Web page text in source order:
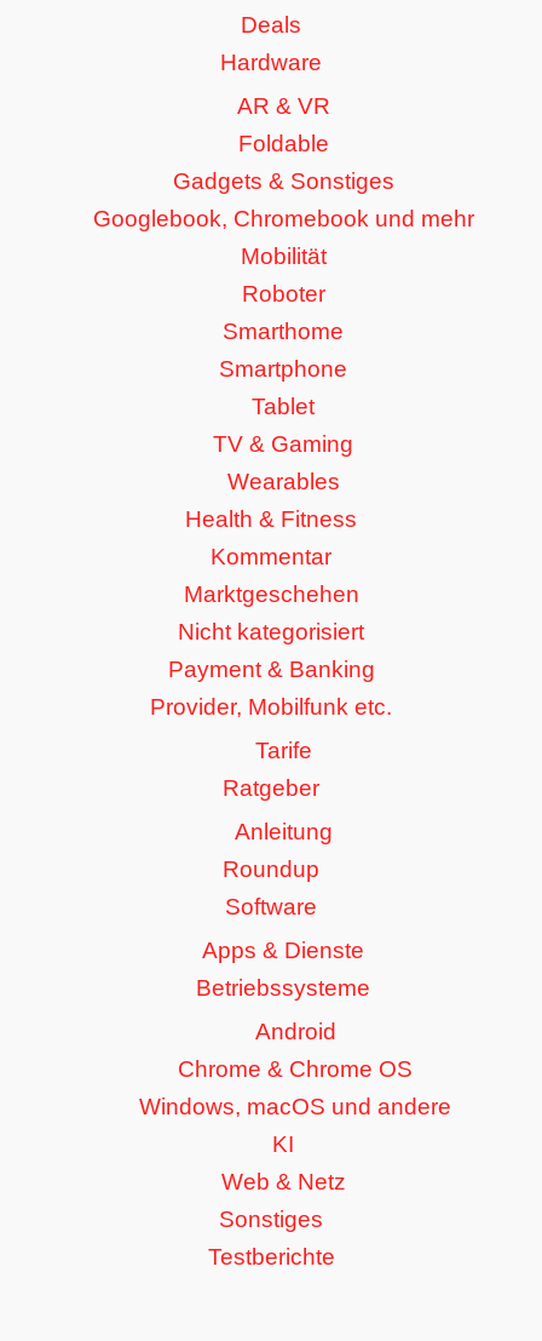
Deals
Hardware
AR & VR
Foldable
Gadgets & Sonstiges
Googlebook, Chromebook und mehr
Mobilität
Roboter
Smarthome
Smartphone
Tablet
TV & Gaming
Wearables
Health & Fitness
Kommentar
Marktgeschehen
Nicht kategorisiert
Payment & Banking
Provider, Mobilfunk etc.
Tarife
Ratgeber
Anleitung
Roundup
Software
Apps & Dienste
Betriebssysteme
Android
Chrome & Chrome OS
Windows, macOS und andere
KI
Web & Netz
Sonstiges
Testberichte